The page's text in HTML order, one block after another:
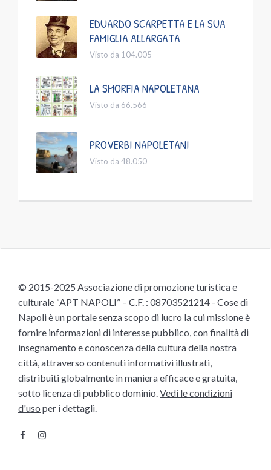
EDUARDO SCARPETTA E LA SUA
FAMIGLIA ALLARGATA
Visto da 104.005
LA SMORFIA NAPOLETANA
Visto da 66.566
PROVERBI NAPOLETANI
Visto da 48.050
© 2015-2025 Associazione di promozione turistica e
culturale “APT NAPOLI” – C.F. : 08703521214 - Cose di
Napoli è un portale senza scopo di lucro la cui missione è
fornire informazioni di interesse pubblico, con finalità di
insegnamento e conoscenza della cultura della nostra
città, attraverso contenuti informativi illustrati,
distribuiti globalmente in maniera efficace e gratuita,
sotto licenza di pubblico dominio.Vedi le condizioni
d'uso per i dettagli.